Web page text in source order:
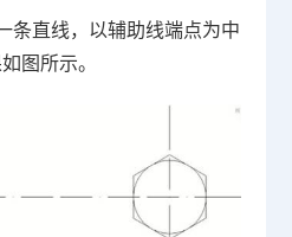
条直线，以辅助线端点为中
图所示。